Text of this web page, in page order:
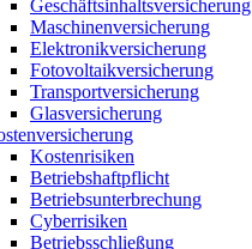
Geschäftsinhaltsversicherung
Maschinenversicherung
Elektronikversicherung
Fotovoltaikversicherung
Transportversicherung
Glasversicherung
Kostenrisiken
Betriebshaftpflicht
Betriebsunterbrechung
Cyberrisiken
Betriebsschließung